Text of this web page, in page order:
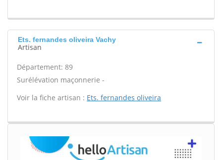
Ets. fernandes oliveira Vachy
Artisan
Département: 89
Surélévation maçonnerie -
Voir la fiche artisan : Ets. fernandes oliveira